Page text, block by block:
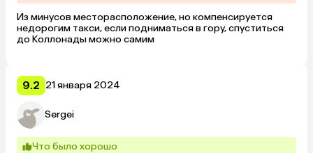
Из минусов месторасположение, но компенсируется
недорогим такси, если подниматься в гору, спуститься
до Коллонады можно самим
9.2 21 января 2024
Sergei
Что было хорошо